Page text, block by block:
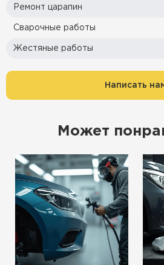
Ремонт царапин
Сварочные работы
Жестяные работы
Написать
Может